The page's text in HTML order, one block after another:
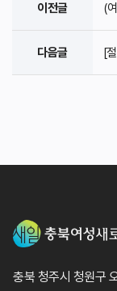
이전글
다음글
충북 청주시 청원구